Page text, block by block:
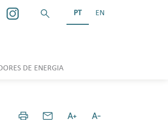
PT EN
DE ENERGIA